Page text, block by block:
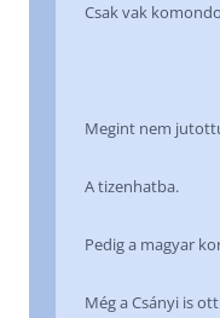
Csak vak
Megint nem
A tizenhatba.
Pedig a magyar
Még a Csányi is